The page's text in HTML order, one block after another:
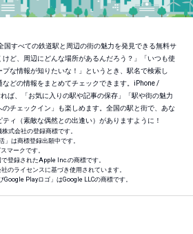
国すべての鉄道駅と周辺の街の魅力を発見できる無料サ
ど、周辺にどんな場所があるんだろう？」「いつも使
な情報が知りたいな！」というとき、駅名で検索し
どの情報をまとめてチェックできます。iPhone /
ば、「お気に入りの駅や記事の保存」「駅や街の魅力
チェックイン」も楽しめます。全国の駅と街で、あな
ィ（素敵な偶然との出逢い）がありますように！
式会社の登録商標です。
」は商標登録出願中です。
マークです。
登録されたApple Inc.の商標です。
のライセンスに基づき使用されています。
Google Playロゴ」はGoogle LLCの商標です。